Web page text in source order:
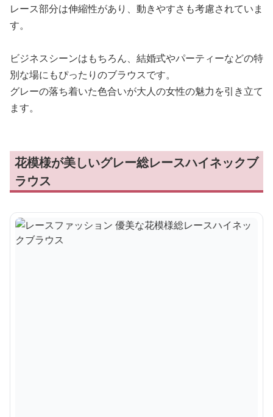
レース部分は伸縮性があり、動きやすさも考慮されていま
す。
ビジネスシーンはもちろん、結婚式やパーティーなどの特
別な場にもぴったりのブラウスです。
グレーの落ち着いた色合いが大人の女性の魅力を引き立て
ます。
花模様が美しいグレー総レースハイネックブ
ラウス